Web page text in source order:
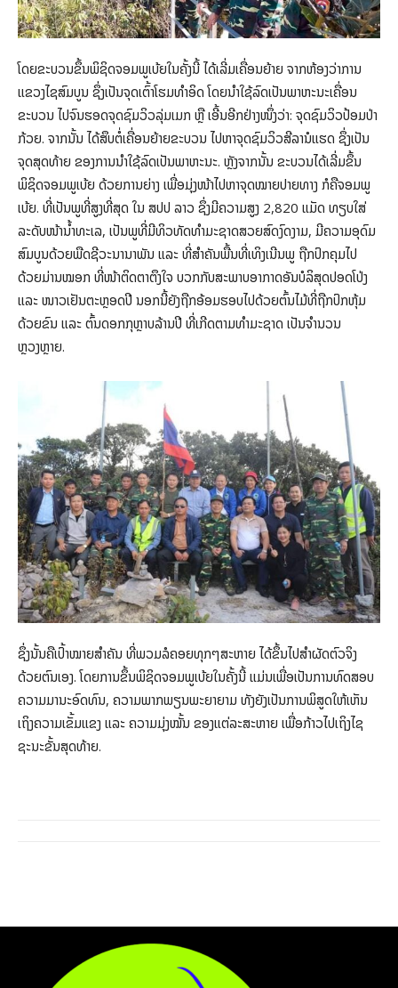
ໂດຍຂະບວນຂຶ້ນພິຊິດຈອມພູເບ້ຍໃນຄັ້ງນີ້ ໄດ້ເລີ່ມເຄື່ອນຍ້າຍ ຈາກຫ້ອງວ່າການ
ແຂວງໄຊສົມບູນ ຊຶ່ງເປັນຈຸດເຕົ້າໂຮມທຳອິດ ໂດຍນຳໃຊ້ລົດເປັນພາຫະນະເຄື່ອນ
ຂະບວນ ໄປຈົນຮອດຈຸດຊົມວິວລຸ່ມເມກ ຫຼື ເອີ້ນອີກຢ່າງໜຶ່ງວ່າ: ຈຸດຊົມວິວປ້ອມປ່າ
ກ້ວຍ. ຈາກນັ້ນ ໄດ້ສຶບຕໍ່ເຄື່ອນຍ້າຍຂະບວນ ໄປຫາຈຸດຊົມວິວສີລານໍແຮດ ຊຶ່ງເປັນ
ຈຸດສຸດທ້າຍ ຂອງການນຳໃຊ້ລົດເປັນພາຫະນະ. ຫຼັງຈາກນັ້ນ ຂະບວນໄດ້ເລີ່ມຂຶ້ນ
ພິຊິດຈອມພູເບ້ຍ ດ້ວຍການຍ່າງ ເພື່ອມຸ່ງໜ້າໄປຫາຈຸດໝາຍປາຍທາງ ກໍຄືຈອມພູ
ເບ້ຍ. ທີ່ເປັນພູທີ່ສູງທີ່ສຸດ ໃນ ສປປ ລາວ ຊຶ່ງມີຄວາມສູງ 2,820 ແມັດ ທຽບໃສ່
ລະດັບໜ້ານໍ້າທະເລ, ເປັນພູທີ່ມີທິວທັດທຳມະຊາດສວຍສົດງົດງາມ, ມີຄວາມອຸດົມ
ສົມບູນດ້ວຍພືດຊີວະນານາພັນ ແລະ ທີ່ສໍາຄັນພື້ນທີ່ເທິງເນີນພູ ຖືກປົກຄຸມໄປ
ດ້ວຍມ່ານໝອກ ທີ່ໜ້າຕິດຕາຕຶງໃຈ ບວກກັບສະພາບອາກາດອັນບໍລິສຸດປອດໂປ່ງ
ແລະ ໜາວເຢັນຕະຫຼອດປີ ນອກນີ້ຍັງຖືກອ້ອມຮອບໄປດ້ວຍຕົ້ນໄມ້ທີ່ຖືກປົກຫຸ້ມ
ດ້ວຍຂົນ ແລະ ຕົ້ນດອກກຸຫຼາບລ້ານປີ ທີ່ເກີດຕາມທຳມະຊາດ ເປັນຈໍານວນ
ຫຼວງຫຼາຍ.
ຊຶ່ງນັ້ນຄືເປົ້າໝາຍສຳຄັນ ທີ່ພວມລໍຄອຍທຸກໆສະຫາຍ ໄດ້ຂຶ້ນໄປສຳຜັດຕົວຈິງ
ດ້ວຍຕົນເອງ. ໂດຍການຂຶ້ນພິຊິດຈອມພູເບ້ຍໃນຄັ້ງນີ້ ແມ່ນເພື່ອເປັນການທົດສອບ
ຄວາມມານະອົດທົນ, ຄວາມພາກພຽນພະຍາຍາມ ທັງຍັງເປັນການພິສູດໃຫ້ເຫັນ
ເຖິງຄວາມເຂັ້ມແຂງ ແລະ ຄວາມມຸ່ງໝັ້ນ ຂອງແຕ່ລະສະຫາຍ ເພື່ອກ້າວໄປເຖິງໄຊ
ຊະນະຂັ້ນສຸດທ້າຍ.